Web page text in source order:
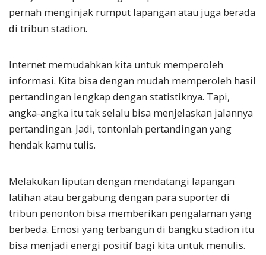
pernah menginjak rumput lapangan atau juga berada
di tribun stadion.
Internet memudahkan kita untuk memperoleh
informasi. Kita bisa dengan mudah memperoleh hasil
pertandingan lengkap dengan statistiknya. Tapi,
angka-angka itu tak selalu bisa menjelaskan jalannya
pertandingan. Jadi, tontonlah pertandingan yang
hendak kamu tulis.
Melakukan liputan dengan mendatangi lapangan
latihan atau bergabung dengan para suporter di
tribun penonton bisa memberikan pengalaman yang
berbeda. Emosi yang terbangun di bangku stadion itu
bisa menjadi energi positif bagi kita untuk menulis.